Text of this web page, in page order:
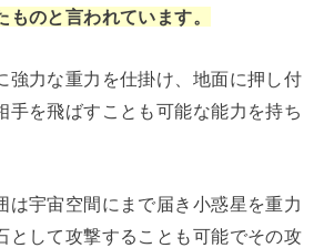
ものと言われています。
強力な重力を仕掛け、地面に押し付
手を飛ばすことも可能な能力を持ち
は宇宙空間にまで届き小惑星を重力
として攻撃することも可能でその攻